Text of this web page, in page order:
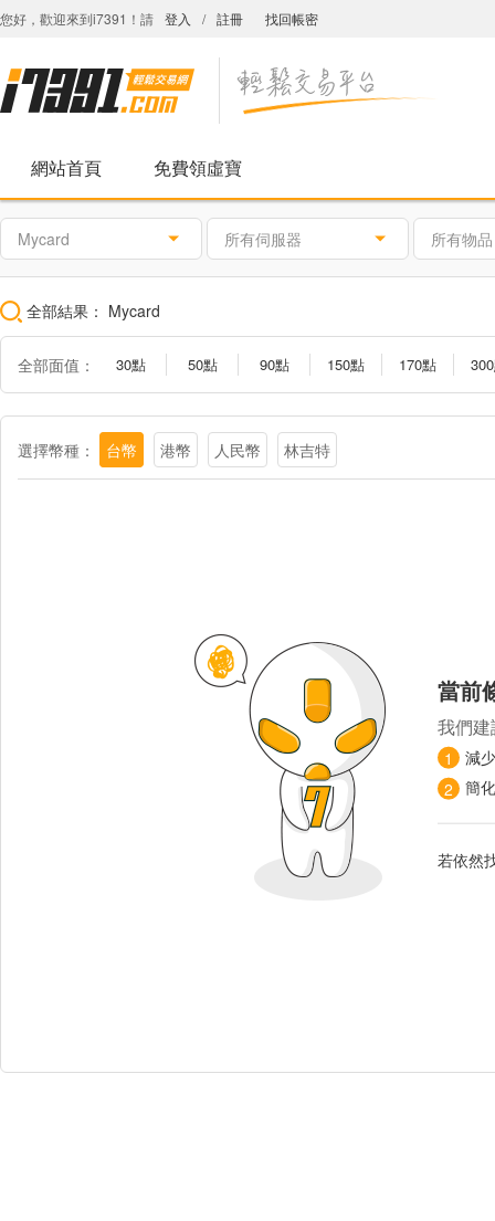
您好，歡迎來到i7391！請 登入 / 註冊 找回帳密
網站首頁 免費領虛寶
Mycard 所有伺服器 所有物品
全部結果： Mycard
全部面值： 30點 50點 90點 150點 170點
1000點
1150點 1490點 1690點 2000點
活動2000點
會員專屬卡2500點 黑色沙漠專屬卡2499點
選擇幣種： 台幣 港幣 人民幣 林吉特
當前
我們
1
減
2 簡
若依然